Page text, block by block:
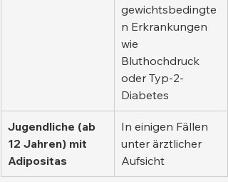
gewichtsbedingte
n Erkrankungen
wie
Bluthochdruck
oder Typ-2-
Diabetes
Jugendliche (ab
12 Jahren) mit
Adipositas
In einigen Fällen
unter ärztlicher
Aufsicht